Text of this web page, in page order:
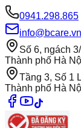
0941.298.865
info@bcare.vn
Số 6, ngách
Thành phố Hà
Tầng 3, Số 1
Thành phố Hà